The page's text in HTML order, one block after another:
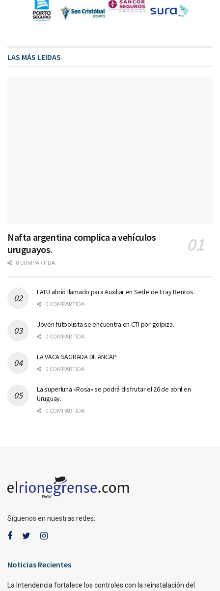
LAS MÁS LEIDAS
Nafta argentina complica a vehículos
uruguayos.
0 COMPARTIDA
LATU abrió llamado para Auxiliar en Sede de Fray Bentos.
0 COMPARTIDA
Joven futbolista se encuentra en CTI por golpiza.
0 COMPARTIDA
LA VACA SAGRADA DE ANCAP
0 COMPARTIDA
La superluna «Rosa» se podrá disfrutar el 26 de abril en
Uruguay.
0 COMPARTIDA
Síguenos en nuestras redes:
Noticias Recientes
La Intendencia fortalece los controles con la reinstalación del